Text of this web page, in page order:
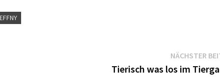
NÄCHSTER
Tierisch was los im